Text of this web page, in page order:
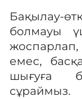
Бақылау-
болмауы
емес,
шығуға
сұраймыз.